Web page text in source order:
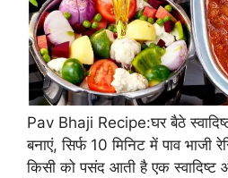
Pav Bhaji Recipe:घर बैठे
बनाएं, सिर्फ 10 मिनिट में पाव भाजी
किसी को पसंद आती है एक स्वादिष्ट